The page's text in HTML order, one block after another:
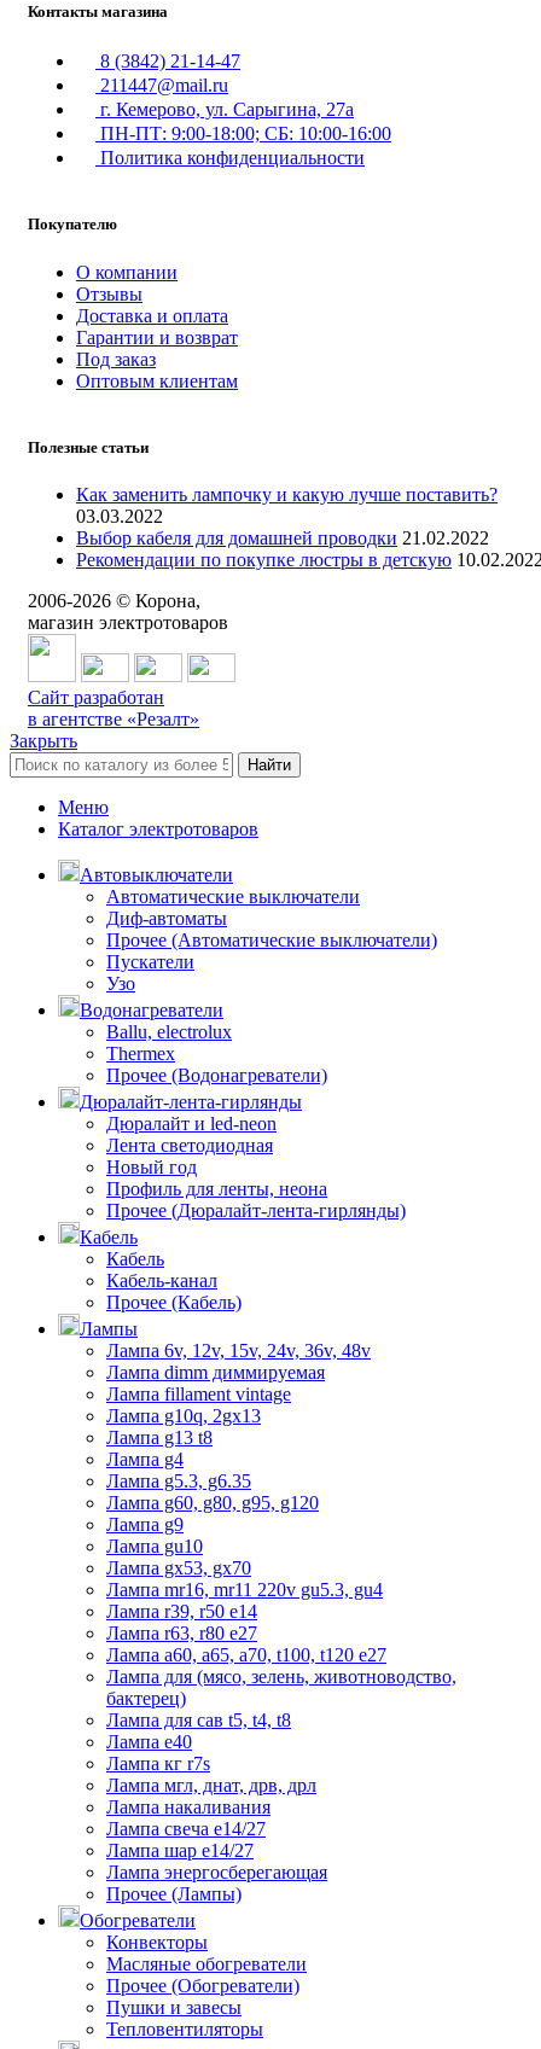
Контакты магазина
8 (3842) 21-14-47
211447@mail.ru
г. Кемерово, ул. Сарыгина, 27а
ПН-ПТ: 9:00-18:00; СБ: 10:00-16:00
Политика конфиденциальности
Покупателю
О компании
Отзывы
Доставка и оплата
Гарантии и возврат
Под заказ
Оптовым клиентам
Полезные статьи
Как заменить лампочку и какую лучше поставить?
03.03.2022
Выбор кабеля для домашней проводки 21.02.2022
Рекомендации по покупке люстры в детскую
2006-2026 © Корона,
магазин электротоваров
Сайт разработан
в агентстве «Резалт»
Закрыть
Найти
Меню
Каталог электротоваров
Автовыключатели
Автоматические выключатели
Диф-автоматы
Прочее (Автоматические выключатели)
Пускатели
Узо
Водонагреватели
Ballu, electrolux
Thermex
Прочее (Водонагреватели)
Дюралайт-лента-гирлянды
Дюралайт и led-neon
Лента светодиодная
Новый год
Профиль для ленты, неона
Прочее (Дюралайт-лента-гирлянды)
Кабель
Кабель
Кабель-канал
Прочее (Кабель)
Лампы
Лампа 6v, 12v, 15v, 24v, 36v, 48v
Лампа dimm диммируемая
Лампа fillament vintage
Лампа g10q, 2gx13
Лампа g13 t8
Лампа g4
Лампа g5.3, g6.35
Лампа g60, g80, g95, g120
Лампа g9
Лампа gu10
Лампа gx53, gx70
Лампа mr16, mr11 220v gu5.3, gu4
Лампа r39, r50 е14
Лампа r63, r80 е27
Лампа а60, а65, а70, t100, t120 е27
Лампа для (мясо, зелень, животноводство,
бактерец)
Лампа для сав t5, t4, t8
Лампа е40
Лампа кг r7s
Лампа мгл, днат, дрв, дрл
Лампа накаливания
Лампа свеча е14/27
Лампа шар е14/27
Лампа энергосберегающая
Прочее (Лампы)
Обогреватели
Конвекторы
Масляные обогреватели
Прочее (Обогреватели)
Пушки и завесы
Тепловентиляторы